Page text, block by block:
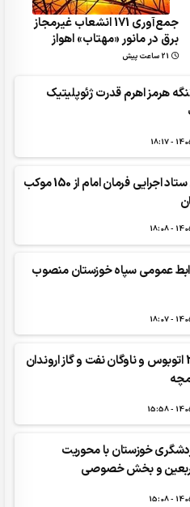
جمع‌آوری 171 انشعاب غیرمجاز
برق در مانور «مهتاب» اهواز
21 ساعت پیش
هرمز اهرم قدرت ژئوپلیتیک
پشتیبانی ستاد اجرایی فرمان امام از 150 موکب
عمومی سپاه خوزستان منصوب
استقرار 25 اتوبوس و ناوگان نفت و گاز اروندان
خوزستان با محوریت
و بخش خصوصی